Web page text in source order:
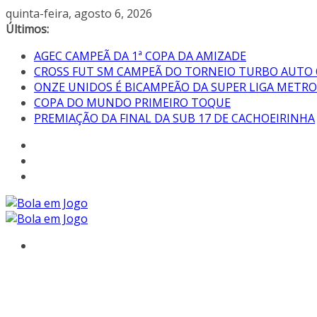
quinta-feira, agosto 6, 2026
Últimos:
AGEC CAMPEÃ DA 1ª COPA DA AMIZADE
CROSS FUT SM CAMPEÃ DO TORNEIO TURBO AUTO
ONZE UNIDOS É BICAMPEÃO DA SUPER LIGA
COPA DO MUNDO PRIMEIRO TOQUE
PREMIAÇÃO DA FINAL DA SUB 17 DE CACHOEIRINHA